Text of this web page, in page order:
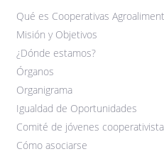
Qué es Cooperativas
Misión y Objetivos
¿Dónde estamos?
Órganos
Organigrama
Igualdad de Oportunidades
Comité de jóvenes
Cómo asociarse